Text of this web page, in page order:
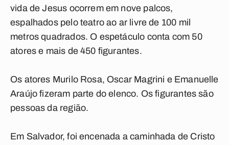
vida de Jesus ocorrem em nove palcos,
espalhados pelo teatro ao ar livre de 100 mil
metros quadrados. O espetáculo conta com 50
atores e mais de 450 figurantes.
Os atores Murilo Rosa, Oscar Magrini e Emanuelle
Araújo fizeram parte do elenco. Os figurantes são
pessoas da região.
Em Salvador, foi encenada a caminhada de Cristo